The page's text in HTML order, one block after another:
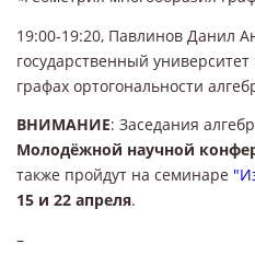
19:00-19:20, Павлинов Данил
государственный
графах ортогональности
ВНИМАНИЕ: Заседания
Молодёжной научной
также пройдут на семинаре
15 и 22 апреля.
–